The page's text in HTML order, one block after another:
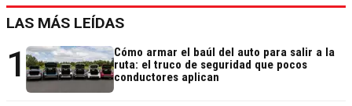
LAS MÁS LEÍDAS
1
Cómo armar el baúl del auto para salir a la
ruta: el truco de seguridad que pocos
conductores aplican